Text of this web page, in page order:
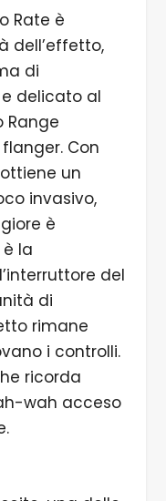
Rate è
dell’effetto,
di
delicato al
Range
Con
un
invasivo,
è
la
del
di
rimane
i controlli.
ricorda
wah acceso